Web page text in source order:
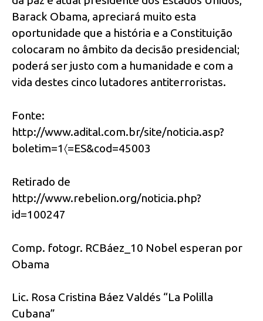
Barack Obama, apreciará muito esta
oportunidade que a história e a Constituição
colocaram no âmbito da decisão presidencial;
poderá ser justo com a humanidade e com a
vida destes cinco lutadores antiterroristas.
Fonte:
http://www.adital.com.br/site/noticia.asp?
boletim=1〈=ES&cod=45003
Retirado de
http://www.rebelion.org/noticia.php?
id=100247
Comp. fotogr. RCBáez_10 Nobel esperan por
Obama
Lic. Rosa Cristina Báez Valdés “La Polilla
Cubana”